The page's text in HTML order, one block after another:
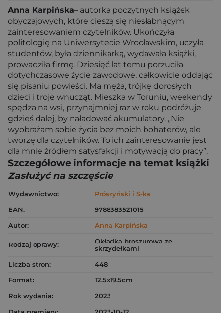
Anna Karpińska– autorka poczytnych książek
obyczajowych, które cieszą się niesłabnącym
zainteresowaniem czytelników. Ukończyła
politologię na Uniwersytecie Wrocławskim, uczyła
studentów, była dziennikarką, wydawała książki,
prowadziła firmę. Dziesięć lat temu porzuciła
dotychczasowe życie zawodowe, całkowicie oddając
się pisaniu powieści. Ma męża, trójkę dorosłych
dzieci i troje wnucząt. Mieszka w Toruniu, weekendy
spędza na wsi, przynajmniej raz w roku podróżuje
gdzieś dalej, by naładować akumulatory. „Nie
wyobrażam sobie życia bez moich bohaterów, ale
tworzę dla czytelników. To ich zainteresowanie jest
dla mnie źródłem satysfakcji i motywacją do pracy”.
Szczegółowe informacje na temat książki
Zasłużyć na szczęście
Wydawnictwo:
Prószyński i S-ka
EAN:
9788383521015
Autor:
Anna Karpińska
Rodzaj oprawy:
Okładka broszurowa ze
skrzydełkami
Liczba stron:
448
Format:
12.5x19.5cm
Rok wydania:
2023
Data premiery:
2023-10-12